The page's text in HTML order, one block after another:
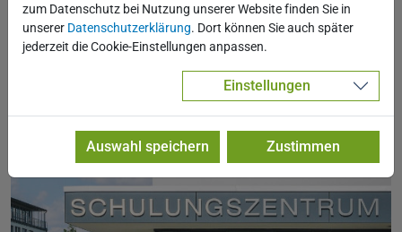
abwechslungsreiche Auswahl an Snacks und
vielseitiges Mittagsangebot in der hauseigenen
zum Datenschutz bei Nutzung unserer Website finden Sie in
unserer Datenschutzerklärung. Dort können Sie auch später
jederzeit die Cookie-Einstellungen anpassen.
Einstellungen
Auswahl speichern Zustimmen